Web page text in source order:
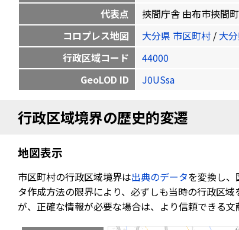
代表点
挾間庁舎 由布市挾間
コロプレス地図
大分県 市区町村 / 大
行政区域コード
44000
GeoLOD ID
J0USsa
行政区域境界の歴史的変遷
地図表示
市区町村の行政区域境界は出典のデータを変換し
タ作成方法の限界により、必ずしも当時の行政区
が、正確な情報が必要な場合は、より信頼できる